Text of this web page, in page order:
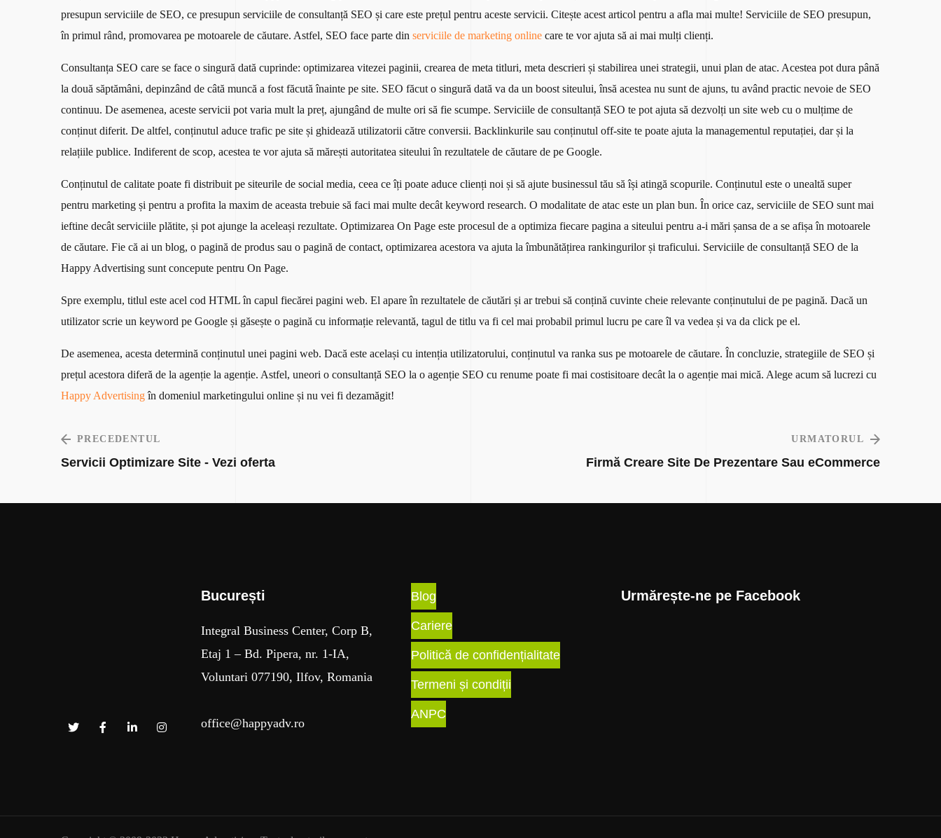
presupun serviciile de SEO, ce presupun serviciile de consultanță SEO și care este prețul pentru aceste servicii. Citește acest articol pentru a afla mai multe! Serviciile de SEO presupun,
în primul rând, promovarea pe motoarele de căutare. Astfel, SEO face parte din serviciile de marketing online care te vor ajuta să ai mai mulți clienți.
Consultanța SEO care se face o singură dată cuprinde: optimizarea vitezei paginii, crearea de meta titluri, meta descrieri și stabilirea unei strategii, unui plan de atac. Acestea pot dura până
la două săptămâni, depinzând de câtă muncă a fost făcută înainte pe site. SEO făcut o singură dată va da un boost siteului, însă acestea nu sunt de ajuns, tu având practic nevoie de SEO
continuu. De asemenea, aceste servicii pot varia mult la preț, ajungând de multe ori să fie scumpe. Serviciile de consultanță SEO te pot ajuta să dezvolți un site web cu o mulțime de
conținut diferit. De altfel, conținutul aduce trafic pe site și ghidează utilizatorii către conversii. Backlinkurile sau conținutul off-site te poate ajuta la managementul reputației, dar și la
relațiile publice. Indiferent de scop, acestea te vor ajuta să mărești autoritatea siteului în rezultatele de căutare de pe Google.
Conținutul de calitate poate fi distribuit pe siteurile de social media, ceea ce îți poate aduce clienți noi și să ajute businessul tău să își atingă scopurile. Conținutul este o unealtă super
pentru marketing și pentru a profita la maxim de aceasta trebuie să faci mai multe decât keyword research. O modalitate de atac este un plan bun. În orice caz, serviciile de SEO sunt mai
ieftine decât serviciile plătite, și pot ajunge la aceleași rezultate. Optimizarea On Page este procesul de a optimiza fiecare pagina a siteului pentru a-i mări șansa de a se afișa în motoarele
de căutare. Fie că ai un blog, o pagină de produs sau o pagină de contact, optimizarea acestora va ajuta la îmbunătățirea rankingurilor și traficului. Serviciile de consultanță SEO de la
Happy Advertising sunt concepute pentru On Page.
Spre exemplu, titlul este acel cod HTML în capul fiecărei pagini web. El apare în rezultatele de căutări și ar trebui să conțină cuvinte cheie relevante conținutului de pe pagină. Dacă un
utilizator scrie un keyword pe Google și găsește o pagină cu informație relevantă, tagul de titlu va fi cel mai probabil primul lucru pe care îl va vedea și va da click pe el.
De asemenea, acesta determină conținutul unei pagini web. Dacă este același cu intenția utilizatorului, conținutul va ranka sus pe motoarele de căutare. În concluzie, strategiile de SEO și
prețul acestora diferă de la agenție la agenție. Astfel, uneori o consultanță SEO la o agenție SEO cu renume poate fi mai costisitoare decât la o agenție mai mică. Alege acum să lucrezi cu
Happy Advertisingîn domeniul marketingului online și nu vei fi dezamăgit!
PRECEDENTUL
Servicii Optimizare Site - Vezi oferta
URMATORUL
Firmă Creare Site De Prezentare Sau eCommerce
București​
Integral Business Center, Corp B,
Etaj 1 – Bd. Pipera, nr. 1-IA,
Voluntari 077190, Ilfov, Romania
office@happyadv.ro
Blog
Cariere
Politică de confidențialitate
Termeni și condiții
ANPC
Urmărește-ne pe Facebook